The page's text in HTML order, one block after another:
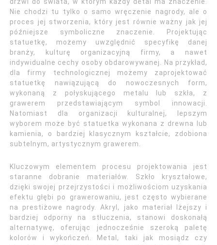
Nie chodzi tu tylko o samo wręczenie nagrody, ale o
proces jej stworzenia, który jest równie ważny jak jej
późniejsze symboliczne znaczenie. Projektując
statuetkę, możemy uwzględnić specyfikę danej
branży, kulturę organizacyjną firmy, a nawet
indywidualne cechy osoby obdarowywanej. Na przykład,
dla firmy technologicznej możemy zaprojektować
statuetkę nawiązującą do nowoczesnych form,
wykonaną z połyskującego metalu lub szkła, z
grawerem przedstawiającym symbol innowacji.
Natomiast dla organizacji kulturalnej, lepszym
wyborem może być statuetka wykonana z drewna lub
kamienia, o bardziej klasycznym kształcie, zdobiona
subtelnym, artystycznym grawerem.
Kluczowym elementem procesu projektowania jest
staranne dobranie materiałów. Szkło kryształowe,
dzięki swojej przejrzystości i możliwościom uzyskania
efektu głębi po grawerowaniu, jest często wybierane
na prestiżowe nagrody. Akryl, jako materiał lżejszy i
bardziej odporny na stłuczenia, stanowi doskonałą
alternatywę, oferując jednocześnie szeroką paletę
kolorów i wykończeń. Metal, taki jak mosiądz czy